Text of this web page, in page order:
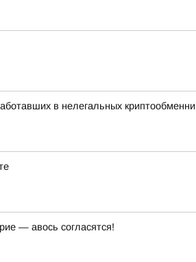
в нелегальных
— авось согласятся!